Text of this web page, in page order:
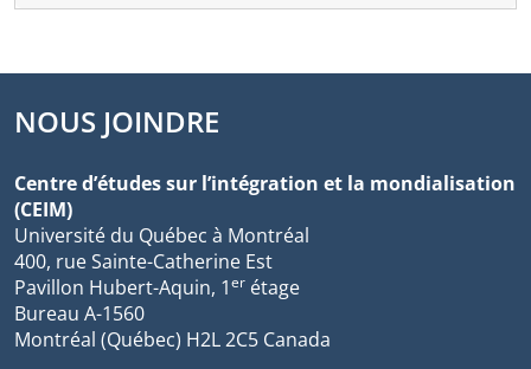
NOUS JOINDRE
Centre d’études sur l’intégration et la mondialisation
(CEIM)
Université du Québec à Montréal
400, rue Sainte-Catherine Est
Pavillon Hubert-Aquin, 1er étage
Bureau A-1560
Montréal (Québec) H2L 2C5 Canada